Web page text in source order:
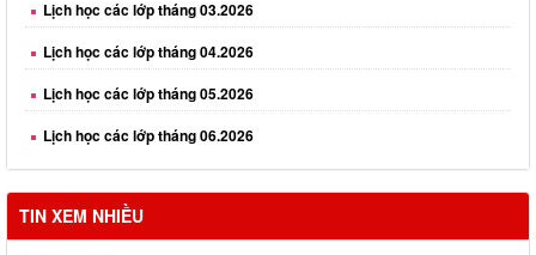
Lịch học các lớp tháng 04.2026
Lịch học các lớp tháng 05.2026
Lịch học các lớp tháng 06.2026
Lịch học các lớp tháng 08.2026
TIN XEM NHIỀU